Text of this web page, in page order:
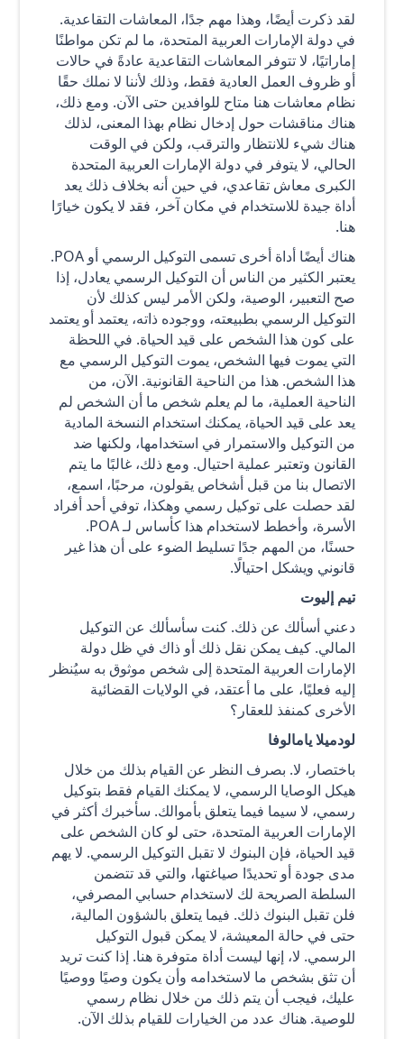
لقد ذكرت أيضًا، وهذا مهم جدًا، المعاشات التقاعدية.
في دولة الإمارات العربية المتحدة، ما لم تكن مواطنًا
إماراتيًا، لا تتوفر المعاشات التقاعدية عادةً في حالات
أو ظروف العمل العادية فقط، وذلك لأننا لا نملك حقًا
نظام معاشات هنا متاح للوافدين حتى الآن. ومع ذلك،
هناك مناقشات حول إدخال نظام بهذا المعنى، لذلك
هناك شيء للانتظار والترقب، ولكن في الوقت
الحالي، لا يتوفر في دولة الإمارات العربية المتحدة
الكبرى معاش تقاعدي، في حين أنه بخلاف ذلك يعد
أداة جيدة للاستخدام في مكان آخر، فقد لا يكون خيارًا
هنا.
هناك أيضًا أداة أخرى تسمى التوكيل الرسمي أو POA.
يعتبر الكثير من الناس أن التوكيل الرسمي يعادل، إذا
صح التعبير، الوصية، ولكن الأمر ليس كذلك لأن
التوكيل الرسمي بطبيعته، ووجوده ذاته، يعتمد أو يعتمد
على كون هذا الشخص على قيد الحياة. في اللحظة
التي يموت فيها الشخص، يموت التوكيل الرسمي مع
هذا الشخص. هذا من الناحية القانونية. الآن، من
الناحية العملية، ما لم يعلم شخص ما أن الشخص لم
يعد على قيد الحياة، يمكنك استخدام النسخة المادية
من التوكيل والاستمرار في استخدامها، ولكنها ضد
القانون وتعتبر عملية احتيال. ومع ذلك، غالبًا ما يتم
الاتصال بنا من قبل أشخاص يقولون، مرحبًا، اسمع،
لقد حصلت على توكيل رسمي وهكذا، توفي أحد أفراد
الأسرة، وأخطط لاستخدام هذا كأساس لـ POA.
حسنًا، من المهم جدًا تسليط الضوء على أن هذا غير
قانوني ويشكل احتيالًا.
تيم إليوت
دعني أسألك عن ذلك. كنت سأسألك عن التوكيل
المالي. كيف يمكن نقل ذلك أو ذاك في ظل دولة
الإمارات العربية المتحدة إلى شخص موثوق به سيُنظر
إليه فعليًا، على ما أعتقد، في الولايات القضائية
الأخرى كمنفذ للعقار؟
لودميلا يامالوفا
باختصار، لا. بصرف النظر عن القيام بذلك من خلال
هيكل الوصايا الرسمي، لا يمكنك القيام فقط بتوكيل
رسمي، لا سيما فيما يتعلق بأموالك. سأخبرك أكثر في
الإمارات العربية المتحدة، حتى لو كان الشخص على
قيد الحياة، فإن البنوك لا تقبل التوكيل الرسمي. لا يهم
مدى جودة أو تحديدًا صياغتها، والتي قد تتضمن
السلطة الصريحة لك لاستخدام حسابي المصرفي،
فلن تقبل البنوك ذلك. فيما يتعلق بالشؤون المالية،
حتى في حالة المعيشة، لا يمكن قبول التوكيل
الرسمي. لا، إنها ليست أداة متوفرة هنا. إذا كنت تريد
أن تثق بشخص ما لاستخدامه وأن يكون وصيًا ووصيًا
عليك، فيجب أن يتم ذلك من خلال نظام رسمي
للوصية. هناك عدد من الخيارات للقيام بذلك الآن.